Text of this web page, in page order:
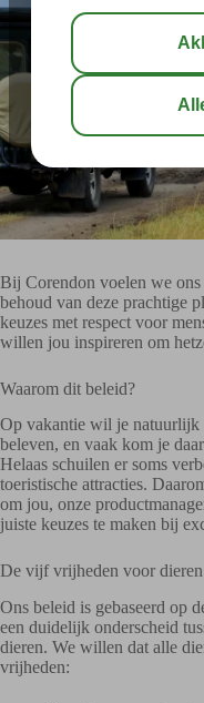
Bij Corendon voelen we
behoud van deze prachtige
keuzes met respect voor
willen jou inspireren om
Waarom dit beleid?
Op vakantie wil je natuurlijk
beleven, en vaak kom je
Helaas schuilen er soms
toeristische attracties.
om jou, onze
juiste keuzes te maken bij
De vijf vrijheden voor dieren
Ons beleid is gebaseerd op
een duidelijk onderscheid
dieren. We willen dat alle
vrijheden: